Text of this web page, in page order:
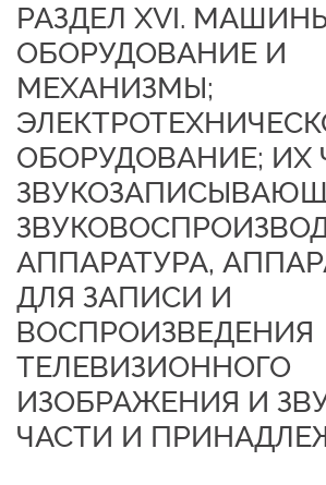
РАЗДЕЛ XVI.
ОБОРУДОВАНИЕ И
МЕХАНИЗМЫ;
ОБОРУДОВАНИЕ; ИХ
АППАРАТУРА,
ДЛЯ ЗАПИСИ И
ВОСПРОИЗВЕДЕНИЯ
ТЕЛЕВИЗИОННОГО
ИЗОБРАЖЕНИЯ И
ЧАСТИ И